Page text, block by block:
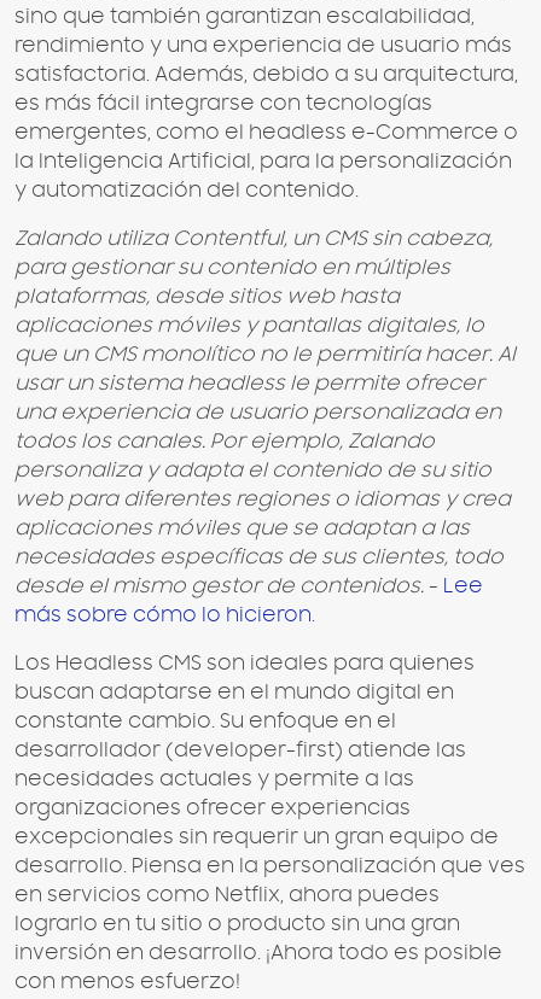
sino que también garantizan escalabilidad,
rendimiento y una experiencia de usuario más
satisfactoria. Además, debido a su arquitectura,
es más fácil integrarse con tecnologías
emergentes, como el headless e-Commerce o
la Inteligencia Artificial, para la personalización
y automatización del contenido.
Zalando utiliza Contentful, un CMS sin cabeza,
para gestionar su contenido en múltiples
plataformas, desde sitios web hasta
aplicaciones móviles y pantallas digitales, lo
que un CMS monolítico no le permitiría hacer. Al
usar un sistema headless le permite ofrecer
una experiencia de usuario personalizada en
todos los canales. Por ejemplo, Zalando
personaliza y adapta el contenido de su sitio
web para diferentes regiones o idiomas y crea
aplicaciones móviles que se adaptan a las
necesidades específicas de sus clientes, todo
desde el mismo gestor de contenidos. - Lee
más sobre cómo lo hicieron.
Los Headless CMS son ideales para quienes
buscan adaptarse en el mundo digital en
constante cambio. Su enfoque en el
desarrollador (developer-first) atiende las
necesidades actuales y permite a las
organizaciones ofrecer experiencias
excepcionales sin requerir un gran equipo de
desarrollo. Piensa en la personalización que ves
en servicios como Netflix, ahora puedes
lograrlo en tu sitio o producto sin una gran
inversión en desarrollo. ¡Ahora todo es posible
con menos esfuerzo!